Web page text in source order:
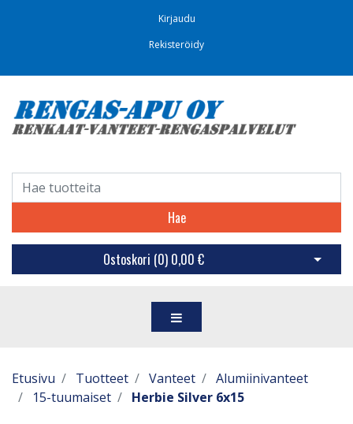
Kirjaudu
Rekisteröidy
Hae
Ostoskori (0) 0,00 € Avaa
Etusivu Tuotteet Vanteet
Alumiinivanteet
15-tuumaiset
Herbie Silver 6x15